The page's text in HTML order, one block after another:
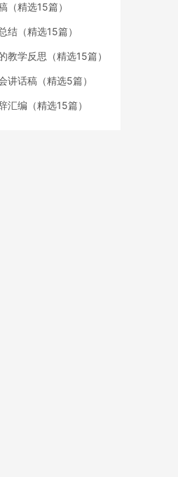
（精选15篇）
结（精选15篇）
教学反思（精选15篇）
讲话稿（精选5篇）
汇编（精选15篇）